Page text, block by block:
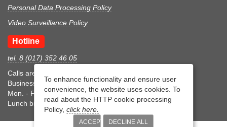
Personal Data Processing Policy
Video Surveillance Policy
Hotline
tel. 8 (017) 352 46 05
Calls are accepted during business hours
Business hours
Mon. - Fri.: 8:30-17:15
Lunch break 12:00-12:45
To enhance functionality and ensure user
convenience, the website uses cookies. To
read about the HTTP cookie processing
Policy,click here.
ACCEPT DECLINE ALL